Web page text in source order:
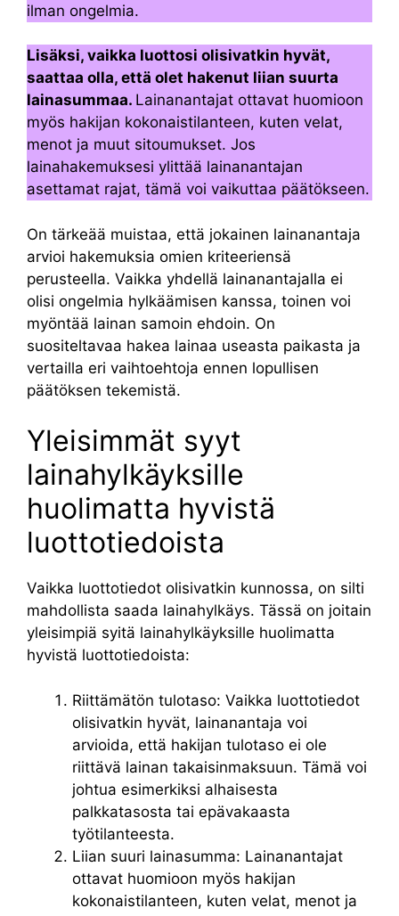
ilman ongelmia.
Lisäksi, vaikka luottosi olisivatkin hyvät,
saattaa olla, että olet hakenut liian suurta
lainasummaa. Lainanantajat ottavat huomioon
myös hakijan kokonaistilanteen, kuten velat,
menot ja muut sitoumukset. Jos
lainahakemuksesi ylittää lainanantajan
asettamat rajat, tämä voi vaikuttaa päätökseen.
On tärkeää muistaa, että jokainen lainanantaja
arvioi hakemuksia omien kriteeriensä
perusteella. Vaikka yhdellä lainanantajalla ei
olisi ongelmia hylkäämisen kanssa, toinen voi
myöntää lainan samoin ehdoin. On
suositeltavaa hakea lainaa useasta paikasta ja
vertailla eri vaihtoehtoja ennen lopullisen
päätöksen tekemistä.
Yleisimmät syyt
lainahylkäyksille
huolimatta hyvistä
luottotiedoista
Vaikka luottotiedot olisivatkin kunnossa, on silti
mahdollista saada lainahylkäys. Tässä on joitain
yleisimpiä syitä lainahylkäyksille huolimatta
hyvistä luottotiedoista:
Riittämätön tulotaso: Vaikka luottotiedot
olisivatkin hyvät, lainanantaja voi
arvioida, että hakijan tulotaso ei ole
riittävä lainan takaisinmaksuun. Tämä voi
johtua esimerkiksi alhaisesta
palkkatasosta tai epävakaasta
työtilanteesta.
Liian suuri lainasumma: Lainanantajat
ottavat huomioon myös hakijan
kokonaistilanteen, kuten velat, menot ja